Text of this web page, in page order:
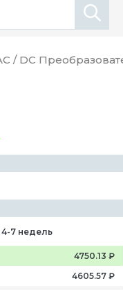
/ DC
4-7 недель
4750.13 ₽
4605.57₽